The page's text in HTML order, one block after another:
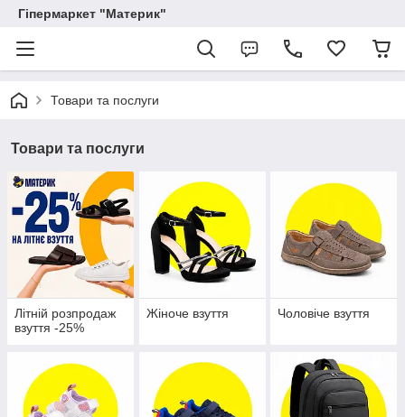
Гіпермаркет "Материк"
Товари та послуги
Товари та послуги
Літній розпродаж
взуття -25%
Жіноче взуття Чоловіче взуття